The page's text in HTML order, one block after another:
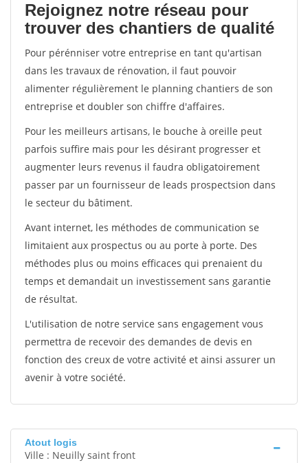
Rejoignez notre réseau pour
trouver des chantiers de qualité
Pour pérénniser votre entreprise en tant qu'artisan
dans les travaux de rénovation, il faut pouvoir
alimenter régulièrement le planning chantiers de son
entreprise et doubler son chiffre d'affaires.
Pour les meilleurs artisans, le bouche à oreille peut
parfois suffire mais pour les désirant progresser et
augmenter leurs revenus il faudra obligatoirement
passer par un fournisseur de leads prospectsion dans
le secteur du bâtiment.
Avant internet, les méthodes de communication se
limitaient aux prospectus ou au porte à porte. Des
méthodes plus ou moins efficaces qui prenaient du
temps et demandait un investissement sans garantie
de résultat.
L'utilisation de notre service sans engagement vous
permettra de recevoir des demandes de devis en
fonction des creux de votre activité et ainsi assurer un
avenir à votre société.
Atout logis
Ville : Neuilly saint front